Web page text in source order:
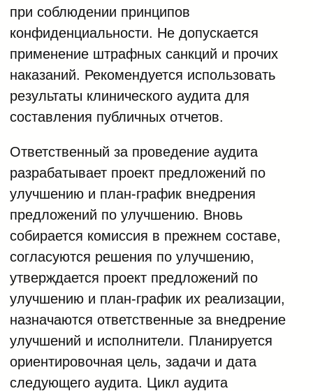
при соблюдении принципов
конфиденциальности. Не допускается
применение штрафных санкций и прочих
наказаний. Рекомендуется использовать
результаты клинического аудита для
составления публичных отчетов.
Ответственный за проведение аудита
разрабатывает проект предложений по
улучшению и план-график внедрения
предложений по улучшению. Вновь
собирается комиссия в прежнем составе,
согласуются решения по улучшению,
утверждается проект предложений по
улучшению и план-график их реализации,
назначаются ответственные за внедрение
улучшений и исполнители. Планируется
ориентировочная цель, задачи и дата
следующего аудита. Цикл аудита